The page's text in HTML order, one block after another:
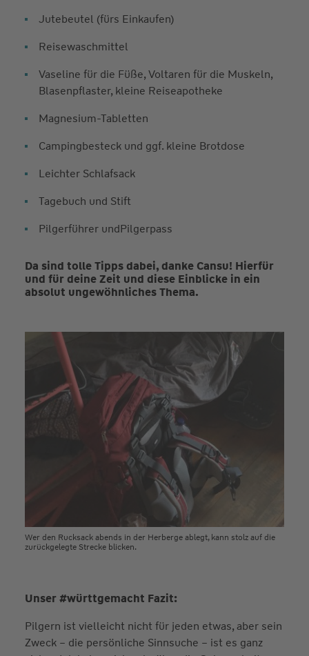
Jutebeutel (fürs Einkaufen)
Reisewaschmittel
Vaseline für die Füße, Voltaren für die Muskeln,
Blasenpflaster, kleine Reiseapotheke
Magnesium-Tabletten
Campingbesteck und ggf. kleine Brotdose
Leichter Schlafsack
Tagebuch und Stift
Pilgerführer undPilgerpass
Da sind tolle Tipps dabei, danke Cansu! Hierfür
und für deine Zeit und diese Einblicke in ein
absolut ungewöhnliches Thema.
Wer den Rucksack abends in der Herberge ablegt, kann stolz auf die
zurückgelegte Strecke blicken.
Unser #württgemacht Fazit:
Pilgern ist vielleicht nicht für jeden etwas, aber sein
Zweck – die persönliche Sinnsuche – ist es ganz